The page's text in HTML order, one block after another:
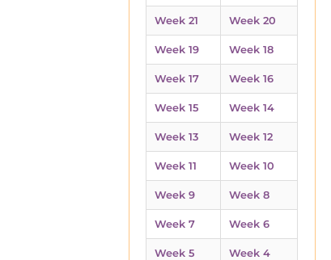
Week 21 Week 20
Week 19 Week 18
Week 17 Week 16
Week 15 Week 14
Week 13 Week 12
Week 11 Week 10
Week 9 Week 8
Week 7 Week 6
Week 5 Week 4